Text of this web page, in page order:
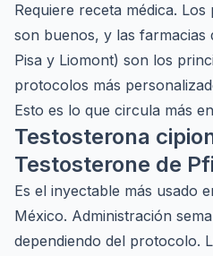
Requiere receta médica.
son buenos, y las farmacias
Pisa y Liomont) son los
protocolos más
Esto es lo que circula más
Testosterona
Testosterone de
Es el inyectable más usado
México. Administración
dependiendo del protocolo.